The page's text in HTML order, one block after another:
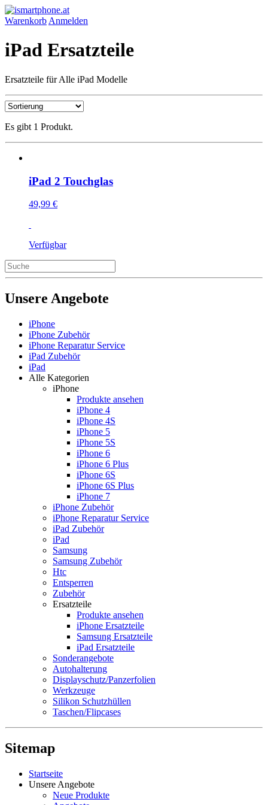
Warenkorb Anmelden
iPad Ersatzteile
Ersatzteile für Alle iPad Modelle
Es gibt 1 Produkt.
iPad 2 Touchglas
49,99 €
Verfügbar
Unsere Angebote
iPhone
iPhone Zubehör
iPhone Reparatur Service
iPad Zubehör
iPad
Alle Kategorien
iPhone
Produkte ansehen
iPhone 4
iPhone 4S
iPhone 5
iPhone 5S
iPhone 6
iPhone 6 Plus
iPhone 6S
iPhone 6S Plus
iPhone 7
iPhone Zubehör
iPhone Reparatur Service
iPad Zubehör
iPad
Samsung
Samsung Zubehör
Htc
Entsperren
Zubehör
Ersatzteile
Produkte ansehen
iPhone Ersatzteile
Samsung Ersatzteile
iPad Ersatzteile
Sonderangebote
Autohalterung
Displayschutz/Panzerfolien
Werkzeuge
Silikon Schutzhüllen
Taschen/Flipcases
Sitemap
Startseite
Unsere Angebote
Neue Produkte